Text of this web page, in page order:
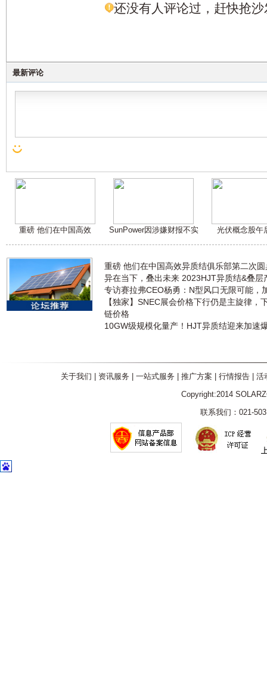
还没有人评论过，赶快抢沙
最新评论
重磅 他们在中国高效 SunPower因涉嫌财报不实 光伏概念股午
重磅 他们在中国高效异质结俱乐部第二次
异在当下，叠出未来 2023HJT异质结&叠层
专访赛拉弗CEO杨勇：N型风口无限可能，
【独家】SNEC展会价格下行仍是主旋律，
链价格
10GW级规模化量产！HJT异质结迎来加速
关于我们 资讯服务 一站式服务 推广方案 行情报告| 活
Copyright:2014
联系我们：021-